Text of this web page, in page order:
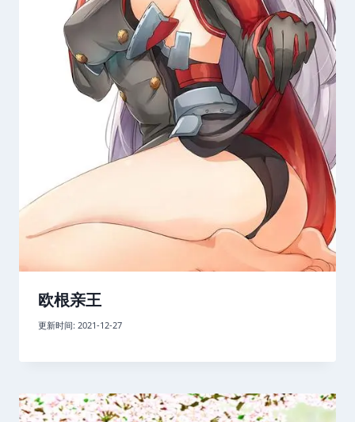
欧根亲王
更新时间: 2021-12-27